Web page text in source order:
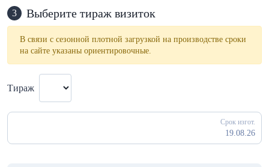
3 Выберите тираж визиток
В связи с сезонной плотной загрузкой на производстве сроки
на сайте указаны ориентировочные.
Тираж
Срок изгот.
19.08.26